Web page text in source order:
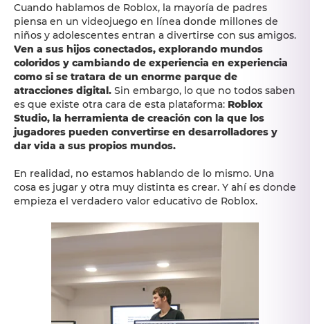
Cuando hablamos de Roblox, la mayoría de padres
piensa en un videojuego en línea donde millones de
niños y adolescentes entran a divertirse con sus amigos.
Ven a sus hijos conectados, explorando mundos
coloridos y cambiando de experiencia en experiencia
como si se tratara de un enorme parque de
atracciones digital. Sin embargo, lo que no todos saben
es que existe otra cara de esta plataforma: Roblox
Studio, la herramienta de creación con la que los
jugadores pueden convertirse en desarrolladores y
dar vida a sus propios mundos.
En realidad, no estamos hablando de lo mismo. Una
cosa es jugar y otra muy distinta es crear. Y ahí es donde
empieza el verdadero valor educativo de Roblox.